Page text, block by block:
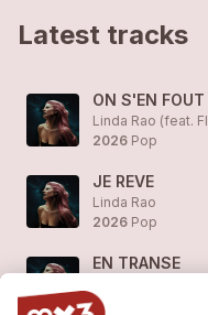
Latest tracks
ON S'EN FOUT
Linda Rao (feat.
2026 Pop
JE REVE
Linda Rao
2026 Pop
EN TRANSE
2026